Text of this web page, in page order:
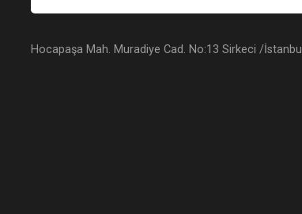
Hocapaşa Mah. Muradiye Cad. No:13 Sirkeci /İstanbul